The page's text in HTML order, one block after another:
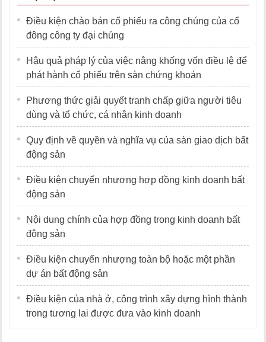
Điều kiện chào bán cổ phiếu ra công chúng của cổ
đông công ty đại chúng
Hậu quả pháp lý của việc nâng khống vốn điều lệ để
phát hành cổ phiếu trên sàn chứng khoán
Phương thức giải quyết tranh chấp giữa người tiêu
dùng và tổ chức, cá nhân kinh doanh
Quy định về quyền và nghĩa vụ của sàn giao dịch bất
động sản
Điều kiện chuyển nhượng hợp đồng kinh doanh bất
động sản
Nội dung chính của hợp đồng trong kinh doanh bất
động sản
Điều kiện chuyển nhượng toàn bộ hoặc một phần
dự án bất động sản
Điều kiện của nhà ở, công trình xây dựng hình thành
trong tương lai được đưa vào kinh doanh